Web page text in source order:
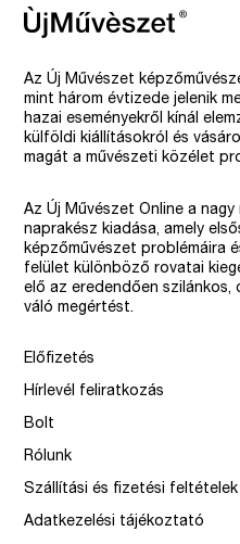
Az Új Művészet
mint három évtizede jelenik
hazai eseményekről kínál
külföldi kiállításokról és
magát a művészeti közélet
Az Új Művészet Online a
naprakész kiadása, amely
képzőművészet problémáira
felület különböző rovatai
elő az eredendően
váló megértést.
Előfizetés
Hírlevél feliratkozás
Bolt
Rólunk
Szállítási és fizetési feltételek
Adatkezelési tájékoztató